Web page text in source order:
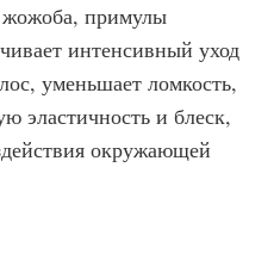
примулы
интенсивный уход
уменьшает ломкость,
эластичность и блеск,
окружающей